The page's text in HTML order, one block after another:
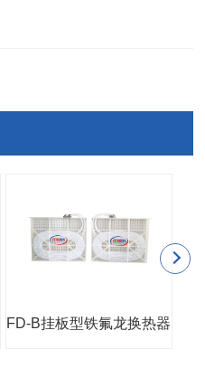
FD-B挂板型铁氟龙换热器